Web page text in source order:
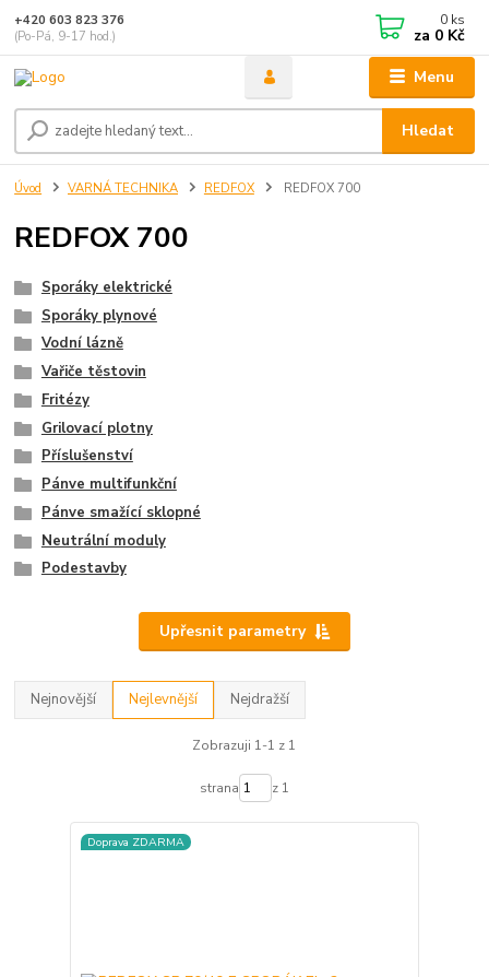
Menu
Hledat
+420 603 823 376
(Po-Pá, 9-17 hod.)
0 ks
za 0 Kč
Úvod VARNÁ TECHNIKA REDFOX REDFOX 700
REDFOX 700
Sporáky elektrické
Sporáky plynové
Vodní lázně
Vařiče těstovin
Fritézy
Grilovací plotny
Příslušenství
Pánve multifunkční
Pánve smažící sklopné
Neutrální moduly
Podestavby
Upřesnit parametry
Nejnovější Nejlevnější Nejdražší
Zobrazuji 1-1 z 1
strana z 1
Doprava ZDARMA